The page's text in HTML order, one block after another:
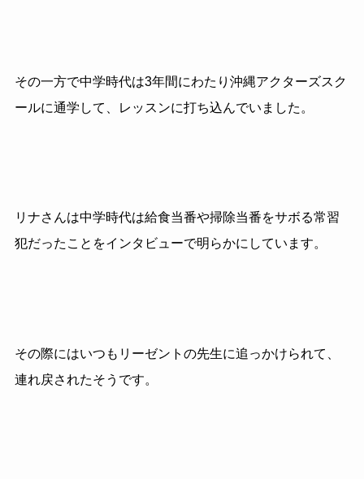
その一方で中学時代は3年間にわたり沖縄アクターズスク
ールに通学して、レッスンに打ち込んでいました。
リナさんは中学時代は給食当番や掃除当番をサボる常習
犯だったことをインタビューで明らかにしています。
その際にはいつもリーゼントの先生に追っかけられて、
連れ戻されたそうです。